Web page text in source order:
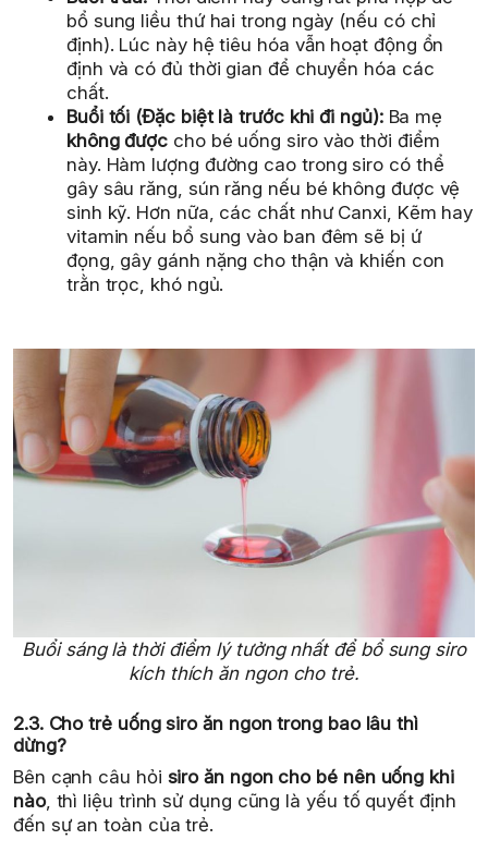
bổ sung liều thứ hai trong ngày (nếu có chỉ
định). Lúc này hệ tiêu hóa vẫn hoạt động ổn
định và có đủ thời gian để chuyển hóa các
chất.
Buổi tối (Đặc biệt là trước khi đi ngủ):Ba mẹ
không được cho bé uống siro vào thời điểm
này. Hàm lượng đường cao trong siro có thể
gây sâu răng, sún răng nếu bé không được vệ
sinh kỹ. Hơn nữa, các chất như Canxi, Kẽm hay
vitamin nếu bổ sung vào ban đêm sẽ bị ứ
đọng, gây gánh nặng cho thận và khiến con
trằn trọc, khó ngủ.
Buổi sáng là thời điểm lý tưởng nhất để bổ sung siro
kích thích ăn ngon cho trẻ.
2.3. Cho trẻ uống siro ăn ngon trong bao lâu thì
dừng?
Bên cạnh câu hỏi siro ăn ngon cho bé nên uống khi
nào, thì liệu trình sử dụng cũng là yếu tố quyết định
đến sự an toàn của trẻ.